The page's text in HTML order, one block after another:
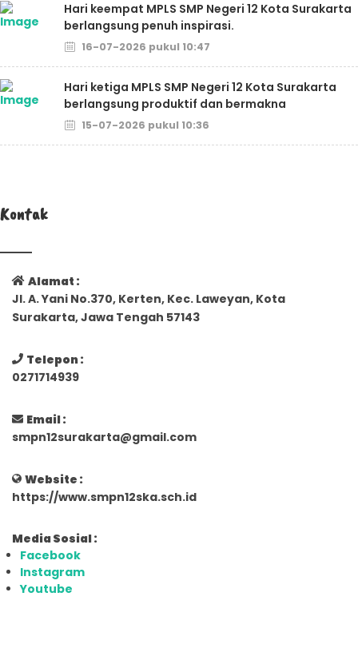
Hari keempat MPLS SMP Negeri 12 Kota Surakarta
berlangsung penuh inspirasi.
16-07-2026 pukul 10:47
Hari ketiga MPLS SMP Negeri 12 Kota Surakarta
berlangsung produktif dan bermakna
15-07-2026 pukul 10:36
Kontak
Alamat :
Jl. A. Yani No.370, Kerten, Kec. Laweyan, Kota
Surakarta, Jawa Tengah 57143
Telepon :
0271714939
Email :
smpn12surakarta@gmail.com
Website :
https://www.smpn12ska.sch.id
Media Sosial :
Facebook
Instagram
Youtube